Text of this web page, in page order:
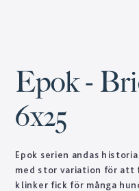
Epok -
6x25
Epok serien andas
med stor variation för att
klinker fick för många